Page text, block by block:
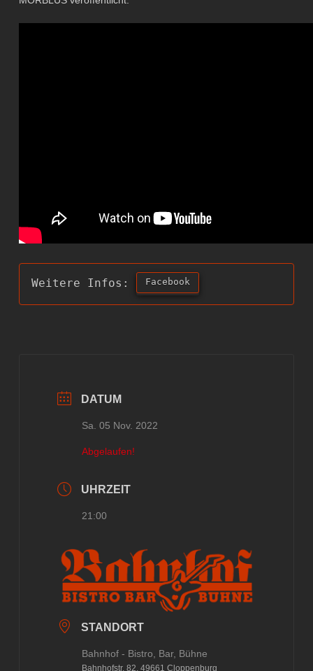
Weitere Infos: Facebook
DATUM
Sa. 05 Nov. 2022
Abgelaufen!
UHRZEIT
21:00
STANDORT
Bahnhof - Bistro, Bar, Bühne
Bahnhofstr. 82, 49661 Cloppenburg